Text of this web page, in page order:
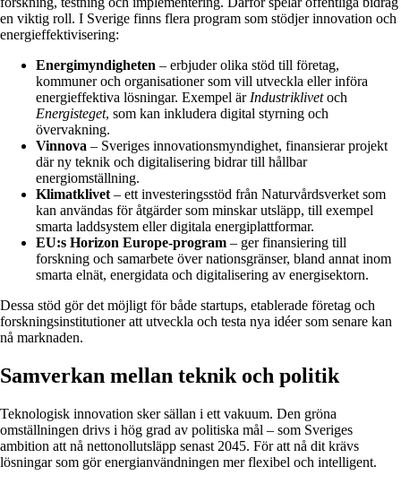
en viktig roll. I Sverige finns flera program som stödjer innovation och
energieffektivisering:
Energimyndigheten – erbjuder olika stöd till företag,
kommuner och organisationer som vill utveckla eller införa
energieffektiva lösningar. Exempel ärIndustriklivetoch
Energisteget, som kan inkludera digital styrning och
övervakning.
Vinnova – Sveriges innovationsmyndighet, finansierar projekt
där ny teknik och digitalisering bidrar till hållbar
energiomställning.
Klimatklivet– ett investeringsstöd från Naturvårdsverket som
kan användas för åtgärder som minskar utsläpp, till exempel
smarta laddsystem eller digitala energiplattformar.
EU:s Horizon Europe-program – ger finansiering till
forskning och samarbete över nationsgränser, bland annat inom
smarta elnät, energidata och digitalisering av energisektorn.
Dessa stöd gör det möjligt för både startups, etablerade företag och
forskningsinstitutioner att utveckla och testa nya idéer som senare kan
nå marknaden.
Samverkan mellan teknik och politik
Teknologisk innovation sker sällan i ett vakuum. Den gröna
omställningen drivs i hög grad av politiska mål – som Sveriges
ambition att nå nettonollutsläpp senast 2045. För att nå dit krävs
lösningar som gör energianvändningen mer flexibel och intelligent.